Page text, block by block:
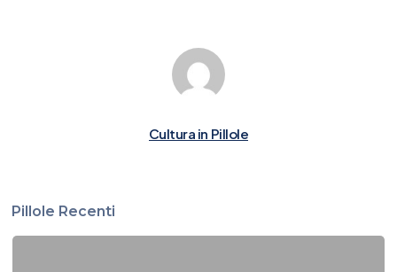
Cultura in Pillole
Pillole Recenti